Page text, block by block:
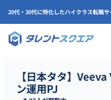
20代・30代に特化したハイクラス転職サ
【日本タタ】
ン運用PJ